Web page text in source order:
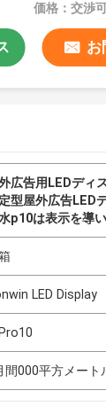
価格：交渉
お
広告用LEDディ
型屋外広告LED
p10は表示を導
LED Display
間000平方メート